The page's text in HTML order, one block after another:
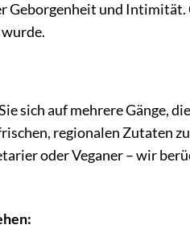
Geborgenheit und
sich auf mehrere Gänge,
regionalen Zutaten
oder Veganer – wir